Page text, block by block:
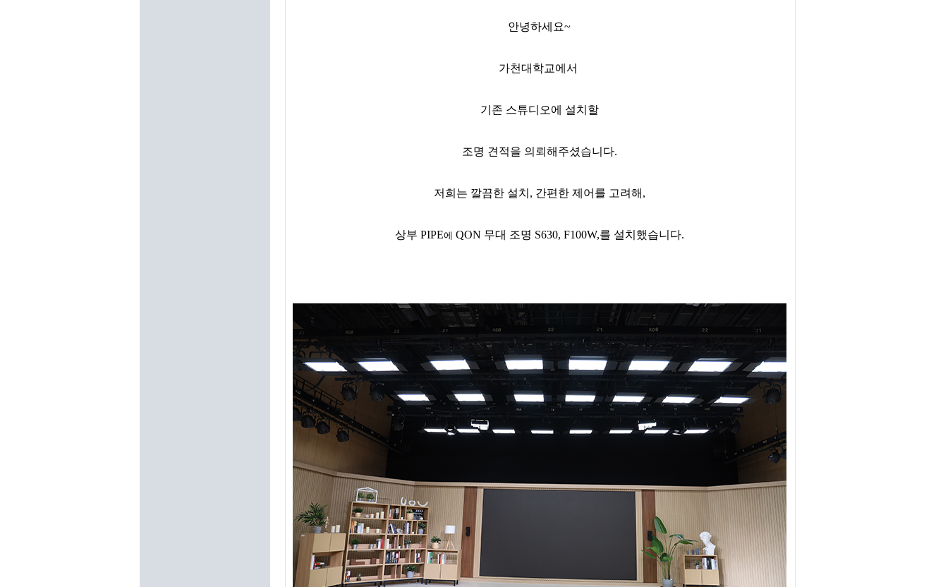
안녕하세요~
가천대학교에서
기존 스튜디오에 설치할
조명 견적을 의뢰해주셨습니다.
저희는 깔끔한 설치, 간편한 제어를 고려해,
상부 PIPE에 QON 무대 조명 S630, F100W,를 설치했습니다.